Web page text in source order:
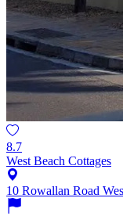
8.7
West Beach Cottages
10 Rowallan Road